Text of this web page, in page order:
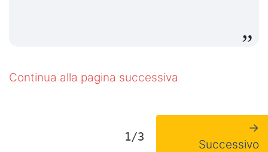
Continua alla pagina successiva
1/3
→
Successivo